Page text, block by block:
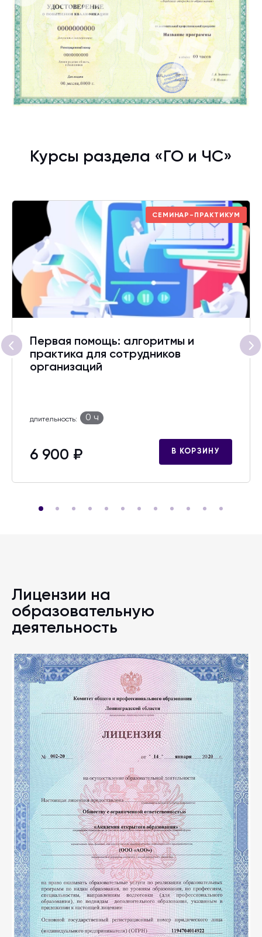
Курсы раздела «ГО и ЧС»
СЕМИНАР-ПРАКТИКУМ
Первая помощь: алгоритмы и
практика для сотрудников
организаций
длительность: 0 ч
6 900 ₽ В КОРЗИНУ
Лицензии на
образовательную
деятельность